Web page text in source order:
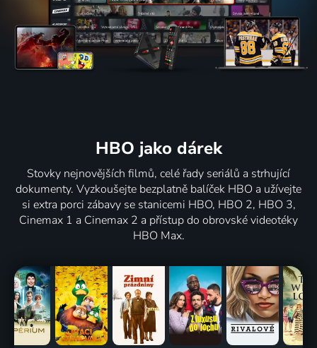
HBO jako dárek
Stovky nejnovějších filmů, celé řady seriálů a strhující
dokumenty. Vyzkoušejte bezplatně balíček HBO a užívejte
si extra porci zábavy se stanicemi HBO, HBO 2, HBO 3,
Cinemax 1 a Cinemax 2 a přístup do obrovské videotéky
HBO Max.